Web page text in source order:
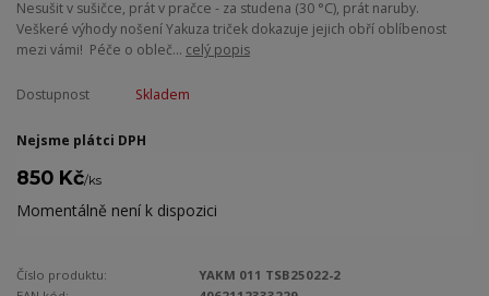
Nesušit v sušičce, prát v pračce - za studena (30 °C), prát naruby.
Veškeré výhody nošení Yakuza triček dokazuje jejich obří oblíbenost
mezi vámi! Péče o obleč... celý popis
Dostupnost Skladem
Nejsme plátci DPH
850 Kč/ks
Momentálně není k dispozici
Číslo produktu:
YAKM 011 TSB25022-2